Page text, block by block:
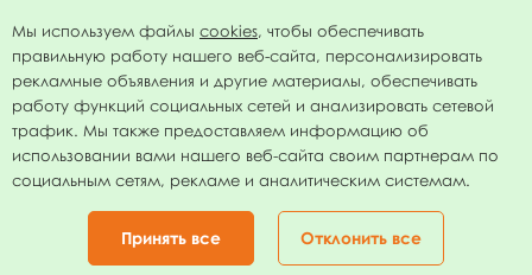
AU Звезда Мистик Тиффани
19"/50 см
48.00руб.
Мы используем файлы cookies, чтобы обеспечивать
правильную работу нашего веб-сайта, персонализировать
рекламные объявления и другие материалы, обеспечивать
работу функций социальных сетей и анализировать сетевой
трафик. Мы также предоставляем информацию об
использовании вами нашего веб-сайта своим партнерам по
социальным сетям, рекламе и аналитическим системам.
Принять все Отклонить все